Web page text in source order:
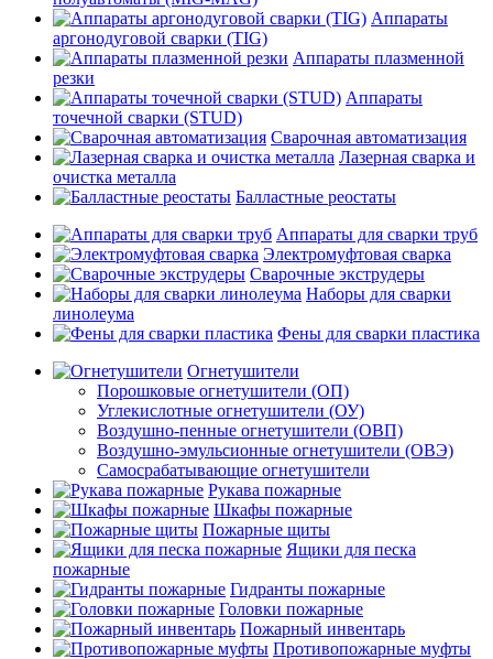
Аппараты
аргонодуговой сварки (TIG)
Аппараты плазменной
резки
Аппараты
точечной сварки (STUD)
Сварочная автоматизация
Лазерная сварка и
очистка металла
Балластные реостаты
Аппараты для сварки труб
Электромуфтовая сварка
Сварочные экструдеры
Наборы для сварки
линолеума
Фены для сварки пластика
Огнетушители
Порошковые огнетушители (ОП)
Углекислотные огнетушители (ОУ)
Воздушно-пенные огнетушители (ОВП)
Воздушно-эмульсионные огнетушители (ОВЭ)
Самосрабатывающие огнетушители
Рукава пожарные
Шкафы пожарные
Пожарные щиты
Ящики для песка
пожарные
Гидранты пожарные
Головки пожарные
Пожарный инвентарь
Противопожарные муфты